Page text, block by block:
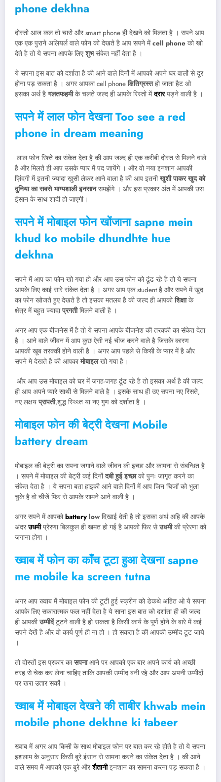
phone dekhna
दोस्तों आज कल तो चारों और smart phone ही देखने को मिलता है । सपने आप
एक एक पुराने अलियर्ल वाले फोन को देखते है आप सपने मेंcell phone को खो
देते है तो ये सपना आपके लिएशुभसंकेत नहीं देता है ।
ये सपना इस बात को दर्शाता है की आने वाले दिनों में आपको अपने घर वालों से दूर
होना पड़ सकता है । अगर आपका cell phoneक्षितिग्रस्तहो जाता हैट ओ
इसका अर्थ हैगलतफहमीके चलते जल्द ही आपके रिस्तो मेंदरारपड़ने वाली है ।
सपने में लाल फोन देखनाToo see a red
phone in dream meaning
लाल फोन रिश्ते का संकेत देता है की आप जल्द ही एक करीबी दोस्त से मिलने वाले
है और मिलते ही आप उसके प्यार में पद जायेंगे । और वो नया इनशान आपकी
ज़िंदगी में इतनी ज्यादा खुसी लेकर आने वाला है की आप इतनीखुशी पाकर खुद को
दुनिया का सबसे भाग्यशाली इनसानसमझेंगे । और इस प्रकार अंत में आपकी उस
इंसान के साथ शादी हो जाएगी।
सपने में मोबाइल फोन खोंजानाsapne mein
khud ko mobile dhundhte hue
dekhna
सपने में आप का फोन खो गया हो और आप उस फोन को ढूंढ रहे है तो ये सपना
आपके लिए काई सारे संकेत देता है । अगर आप एक student है और सपने में खुद
का फोन खोजते हुए देखते है तो इसका मतलब है की जल्द ही आपकोशिक्षाके
क्षेत्र में बहुत ज्यादाप्रगतीमिलने वाली है ।
अगर आप एक बीजनेस में है तो ये सपना आपके बीजनेश की तरक्की का संकेत देता
है । आने वाले जीवन में आप कुछ ऐसी नई चीज करने वाले है जिसके कारण
आपकी खूब तरक्की होने वाली है । अगर आप पहले से किसी के प्यार में है और
सपने मे देखते है की आपकामोबाइलखो गया है।
और आप उस मोबाइल को घर में जगह-जगह ढूंढ रहे है तो इसका अर्थ है की जल्द
ही आप अपने प्यारे साथी से मिलने वाले है । इसके साथ ही उए सपना नए रिसते,
नए लक्षयप्रापती,शुद्ध स्थ्थ्ति या नए गुण को दर्शाता है ।
मोबाइल फोन की बेट्री देखनाMobile
battery dream
मोबाइल की बेट्री का सपना जगाने वाले जीवन की इच्छा और कामना से संबन्धित है
। सपने में मोबाइल की बेट्री कई दिनोंदबी हुई इच्छाको पुनः जागृत करने का
संकेत देता है । ये सपना बता हाइकी आने वाले दिनों में आप जिन चिजॉ को भुला
चुके है वो चीजें फिर से आपके सामने आने वाली है ।
अगर सपने में आपको battery low दिखाई देती है तो इसका अर्थ अहि की आपके
अंदरउधमीप्रेरणा बिलकुल ही खमत हो गई है आपको फिर सेउधमीकी प्रेरणा को
जगाना होगा ।
ख्वाब में फोन का काँच टूटा हुआ देखनाsapne
me mobile ka screen tutna
अगर आप ख्वाब में मोबाइल फोन की टूटी हुई स्क्रीन को डेकथे अहित ओ ये सपना
आपके लिए सकारात्मक फल नहीं देता है ये साना इस बात को दर्शाता ही की जल्द
ही आपकीउम्मीदेंटूटने वाली है हो सकता है किसी कार्य के पूर्ण होने के बारे में कई
सपने देखें है और वो कार्य पूर्ण ही ना हो । हो सकता है की आपकी उम्मीद टूट जाये
।
तो दोस्तों इस प्रकार कासपनाआने पर आपको एक बार अपने कार्य को अच्छी
तरह से चेक कर लेना चाहिए ताकि आपकी उम्मीद बनी रहे और आप अपनी उम्मीदों
पर खरा उतार सकों ।
ख्वाब में मोबाइल देखने की ताबीर khwab mein
mobile phone dekhne ki tabeer
ख्वाब में अगर आप किसी के साथ मोबाइल फोन पर बात कर रहे होते है तो ये सपना
इशलाम के अनुसार किसी बुरे इंसान से सामना करने का संकेत देता है । की आने
वाले समय में आपको एक बुरे औरशैतानीइनशान का सामना करना पड़ सकता है ।